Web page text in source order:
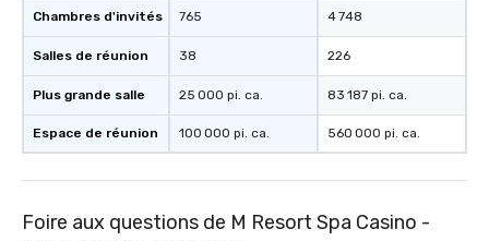
Chambres d'invités
Salles de réunion
Plus grande salle
Espace de réunion
765
38
25 000 pi. ca.
100 000 pi. ca.
4 748
226
83 187 pi. ca.
560 000 pi. ca.
Foire aux questions de M Resort Spa Casino -